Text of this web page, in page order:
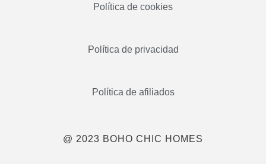
Política de cookies
Política de privacidad
Política de afiliados
@ 2023 BOHO CHIC HOMES